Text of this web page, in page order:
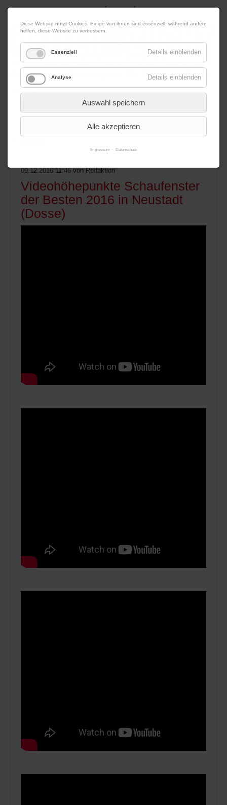
06. August 2026 Impressum|Kontakt|Datenschutz
Werbung
09.12.2016 11:46 von Redaktion
Videohöhepunkte Schaufenster
der Besten 2016 in Neustadt
(Dosse)
Diese Website nutzt Cookies. Einige von ihnen sind essenziell, während andere
helfen, diese Website zu verbessern.
Essenziell Details einblenden
Analyse Details einblenden
Auswahl speichern
Alle akzeptieren
Impressum Datenschutz